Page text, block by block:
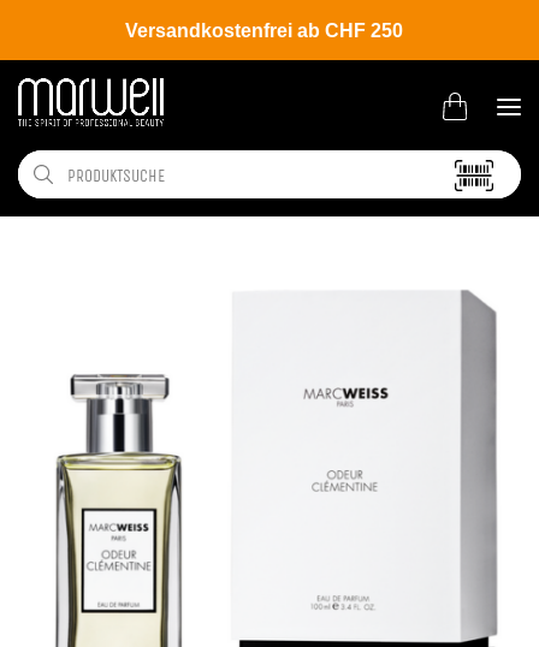
Versandkostenfrei ab CHF 250
Shop Brands Marc Weiss